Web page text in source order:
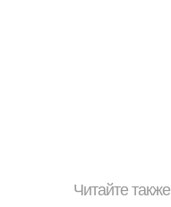
Читайте также